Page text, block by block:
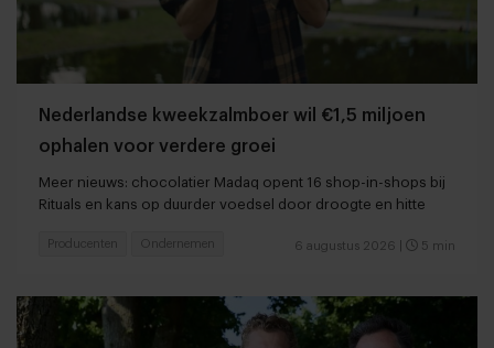
Nederlandse kweekzalmboer wil €1,5 miljoen
ophalen voor verdere groei
Meer nieuws: chocolatier Madaq opent 16 shop-in-shops bij
Rituals en kans op duurder voedsel door droogte en hitte
6 augustus 2026 5 min
Producenten Ondernemen